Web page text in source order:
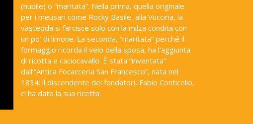
(nubile) o “maritata”. Nella prima, quella originale
per i meusari come Rocky Basile, alla Vucciria, la
vastedda si farcisce solo con la milza condita con
un po’ di limone. La seconda, “maritata” perché il
formaggio ricorda il velo della sposa, ha l’aggiunta
di ricotta e caciocavallo. È stata “inventata”
dall’“Antica Focacceria San Francesco”, nata nel
1834: il discendente dei fondatori, Fabio Conticello,
ci ha dato la sua ricetta.